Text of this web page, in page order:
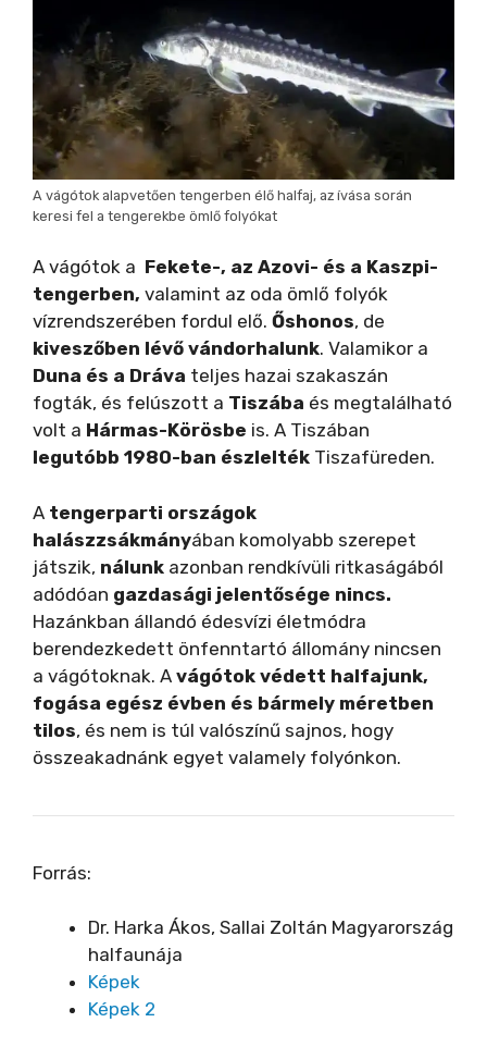
A vágótok alapvetően tengerben élő halfaj, az ívása során
keresi fel a tengerekbe ömlő folyókat
A vágótok a Fekete-, az Azovi- és a Kaszpi-
tengerben, valamint az oda ömlő folyók
vízrendszerében fordul elő. Őshonos, de
kiveszőben lévő vándorhalunk. Valamikor a
Duna és a Dráva teljes hazai szakaszán
fogták, és felúszott a Tiszába és megtalálható
volt a Hármas-Körösbe is. A Tiszában
legutóbb 1980-ban észlelték Tiszafüreden.
A tengerparti országok
halászzsákmányában komolyabb szerepet
játszik, nálunk azonban rendkívüli ritkaságából
adódóan gazdasági jelentősége nincs.
Hazánkban állandó édesvízi életmódra
berendezkedett önfenntartó állomány nincsen
a vágótoknak. A vágótok védett halfajunk,
fogása egész évben és bármely méretben
tilos, és nem is túl valószínű sajnos, hogy
összeakadnánk egyet valamely folyónkon.
Forrás:
Dr. Harka Ákos, Sallai Zoltán Magyarország
halfaunája
Képek
Képek 2